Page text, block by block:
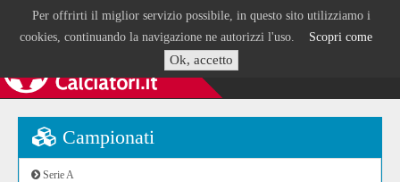
Per offrirti il miglior servizio possibile, in questo sito utilizziamo i
cookies, continuando la navigazione ne autorizzi l'uso. Scopri come
Ok, accetto
Campionati
Serie A